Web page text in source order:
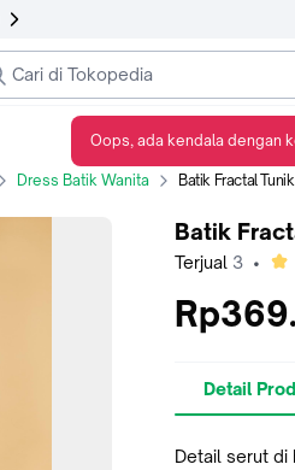
Dress Batik Wanita Batik Fractal
Batik
Terjual 3 •
Detail
Detail serut di
Oops, ada kendala dengan